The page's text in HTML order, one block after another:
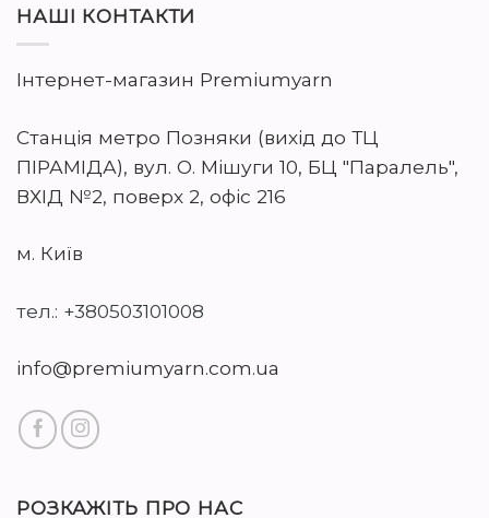
НАШІ КОНТАКТИ
Інтернет-магазин Premiumyarn
Станція метро Позняки (вихід до ТЦ
ПІРАМІДА), вул. О. Мішуги 10, БЦ "Паралель",
ВХІД №2, поверх 2, офіс 216
м. Київ
тел.: +380503101008
info@premiumyarn.com.ua
РОЗКАЖІТЬ ПРО НАС